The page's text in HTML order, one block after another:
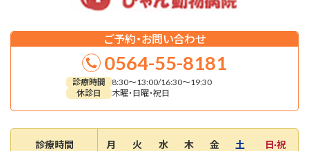
ご予約・お問い合わせ
0564-55-8181
診療時間
8:30～13:00/16:30～19:30
休診日
木曜・日曜・祝日
診療時間 月 火 水 木 金 土 日·祝